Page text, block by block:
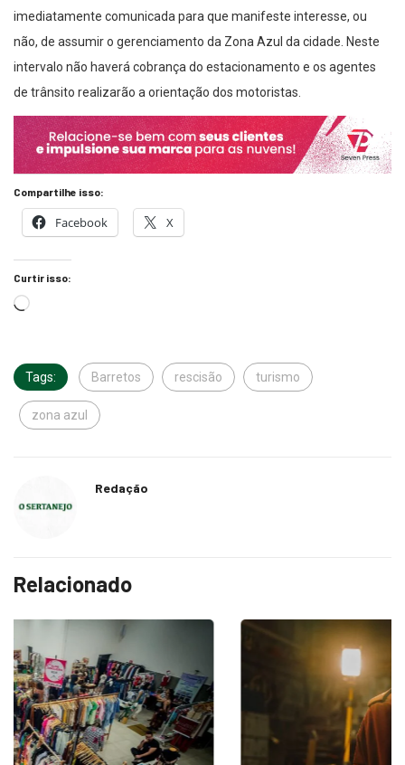
imediatamente comunicada para que manifeste interesse, ou
não, de assumir o gerenciamento da Zona Azul da cidade. Neste
intervalo não haverá cobrança do estacionamento e os agentes
de trânsito realizarão a orientação dos motoristas.
Compartilhe isso:
Facebook X
Curtir isso:
Tags: Barretos rescisão turismo
zona azul
Redação
Relacionado